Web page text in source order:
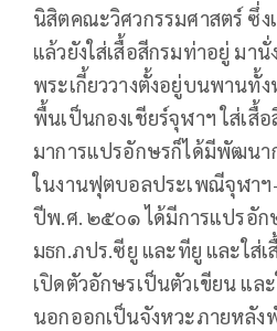
นิสิตคณะวิศวกรรมศาสตร์ ซึ่ง
แล้วยังใส่เสื้อสีกรมท่าอยู่ มานั่
พระเกี้ยววางตั้งอยู่บนพานทั้
พื้นเป็นกองเชียร์จุฬาฯ ใส่เ
มาการแปรอักษรก็ได้มีพัฒนา
ในงานฟุตบอลประเพณีจุฬาฯ
ปีพ.ศ. ๒๕o๑ ได้มีการแปรอัก
มธก.ภปร.ซียู และทียู และใส่เ
เปิดตัวอักษรเป็นตัวเขียน แล
นอกออกเป็นจังหวะภายหลัง